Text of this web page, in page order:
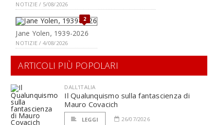
NOTIZIE / 5/08/2026
2
Jane Yolen, 1939-2026
NOTIZIE / 4/08/2026
ARTICOLI PIÙ POPOLARI
DALL'ITALIA
Il Qualunquismo sulla fantascienza di
Mauro Covacich
LEGGI 26/07/2026